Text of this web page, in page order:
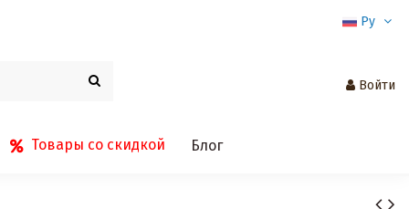
Ру
Войти
Товары со скидкой Блог